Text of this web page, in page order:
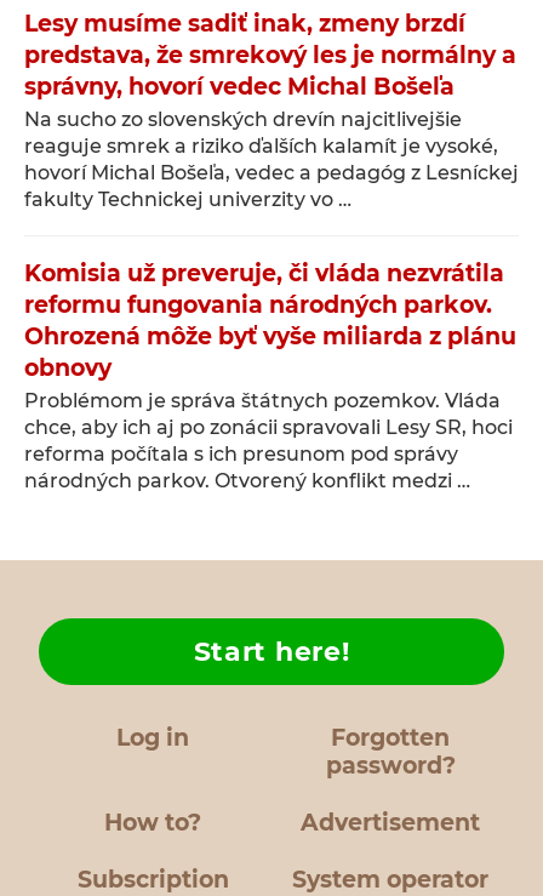
Lesy musíme sadiť inak, zmeny brzdí
predstava, že smrekový les je normálny a
správny, hovorí vedec Michal Bošeľa
Na sucho zo slovenských drevín najcitlivejšie
reaguje smrek a riziko ďalších kalamít je vysoké,
hovorí Michal Bošeľa, vedec a pedagóg z Lesníckej
fakulty Technickej univerzity vo …
Komisia už preveruje, či vláda nezvrátila
reformu fungovania národných parkov.
Ohrozená môže byť vyše miliarda z plánu
obnovy
Problémom je správa štátnych pozemkov. Vláda
chce, aby ich aj po zonácii spravovali Lesy SR, hoci
reforma počítala s ich presunom pod správy
národných parkov. Otvorený konflikt medzi …
Log in
Forgotten
password?
How to?
Start here!
Advertisement
Subscription System operator